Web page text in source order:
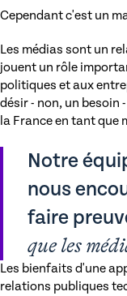
Cependant c'est un
Les médias sont un
jouent un rôle
politiques et aux
désir - non, un besoin
la France en tant que
Notre
nous
faire
que les
Les bienfaits d'une
relations publiques